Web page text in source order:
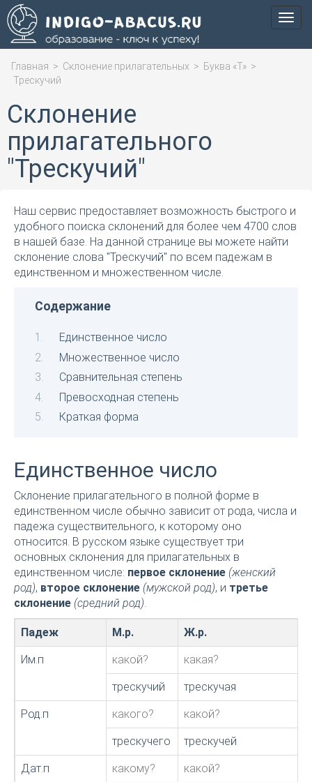
Меню
Главная > Склонение прилагательных > Буква «Т» >
Трескучий
Склонение
прилагательного
"Трескучий"
Наш сервис предоставляет возможность быстрого и
удобного поиска склонений для более чем 4700 слов
в нашей базе. На данной странице вы можете найти
склонение слова "Трескучий" по всем падежам в
единственном и множественном числе.
Содержание
Единственное число
Множественное число
Сравнительная степень
Превосходная степень
Краткая форма
Единственное число
Склонение прилагательного в полной форме в
единственном числе обычно зависит от рода, числа и
падежа существительного, к которому оно
относится. В русском языке существует три
основных склонения для прилагательных в
единственном числе: первое склонение (женский
род), второе склонение (мужской род), и третье
склонение (средний род).
Падеж М.р. Ж.р.
Им.п какой? какая?
трескучий трескучая
Род.п какого? какой?
трескучего трескучей
Дат.п какому? какой?